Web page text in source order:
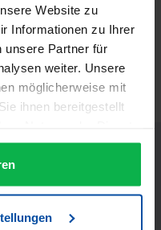
Website zu
Informationen zu Ihrer
unsere Partner für
weiter. Unsere
möglicherweise mit
ihnen bereitgestellt
UND EINEN 5€